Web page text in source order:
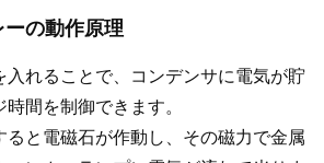
の動作原理
入れることで、コンデンサに電気が貯
間を制御できます。
ると電磁石が作動し、その磁力で金属